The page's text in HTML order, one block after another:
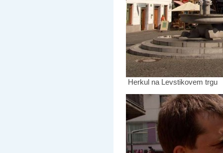
Herkul na Levstikovem trgu